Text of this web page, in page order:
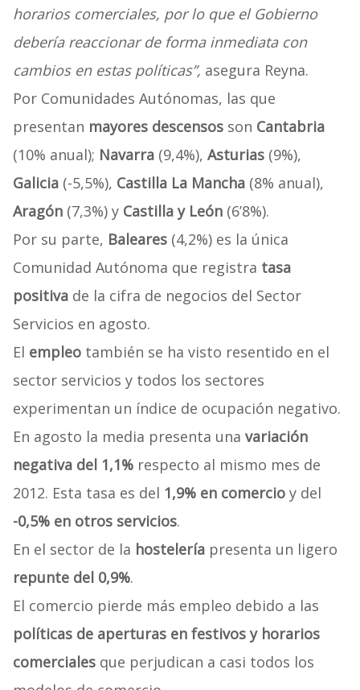
horarios comerciales, por lo que el Gobierno
debería reaccionar de forma inmediata con
cambios en estas políticas”, asegura Reyna.
Por Comunidades Autónomas, las que
presentan mayores descensosson Cantabria
(10% anual); Navarra(9,4%), Asturias (9%),
Galicia(-5,5%), Castilla La Mancha(8% anual),
Aragón(7,3%) y Castilla y León(6’8%).
Por su parte, Baleares (4,2%) es la única
Comunidad Autónoma que registra tasa
positivade la cifra de negocios del Sector
Servicios en agosto.
El empleotambién se ha visto resentido en el
sector servicios y todos los sectores
experimentan un índice de ocupación negativo.
En agosto la media presenta una variación
negativa del 1,1%respecto al mismo mes de
2012. Esta tasa es del 1,9% en comercioy del
-0,5% en otros servicios.
En el sector de la hosteleríapresenta un ligero
repunte del 0,9%.
El comercio pierde más empleo debido a las
políticas de aperturas en festivos y horarios
comercialesque perjudican a casi todos los